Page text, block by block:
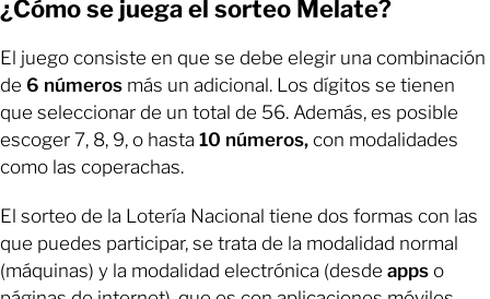
¿Cómo se juega el sorteo Melate?
El juego consiste en que se debe elegir una combinación
de 6 números más un adicional. Los dígitos se tienen
que seleccionar de un total de 56. Además, es posible
escoger 7, 8, 9, o hasta 10 números, con modalidades
como las coperachas.
El sorteo de la Lotería Nacional tiene dos formas con las
que puedes participar, se trata de la modalidad normal
(máquinas) y la modalidad electrónica (desde apps o